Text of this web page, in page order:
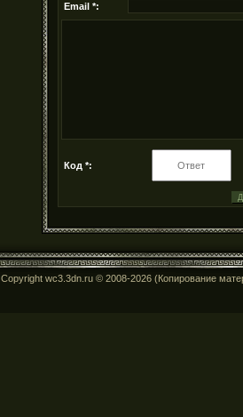
Email *:
Код *:
Copyright wc3.3dn.ru © 2008-2026 (Копирование